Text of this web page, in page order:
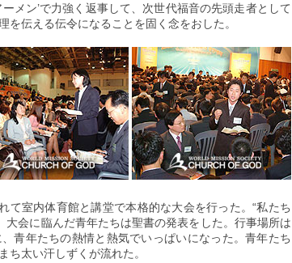
メン’で力強く返事して、次世代福音の先頭走者として
を伝える伝令になることを固く念をおした。
て室内体育館と講堂で本格的な大会を行った。“私たち
大会に臨んだ青年たちは聖書の発表をした。行事場所は
青年たちの熱情と熱気でいっぱいになった。青年たち
ち太い汗しずくが流れた。